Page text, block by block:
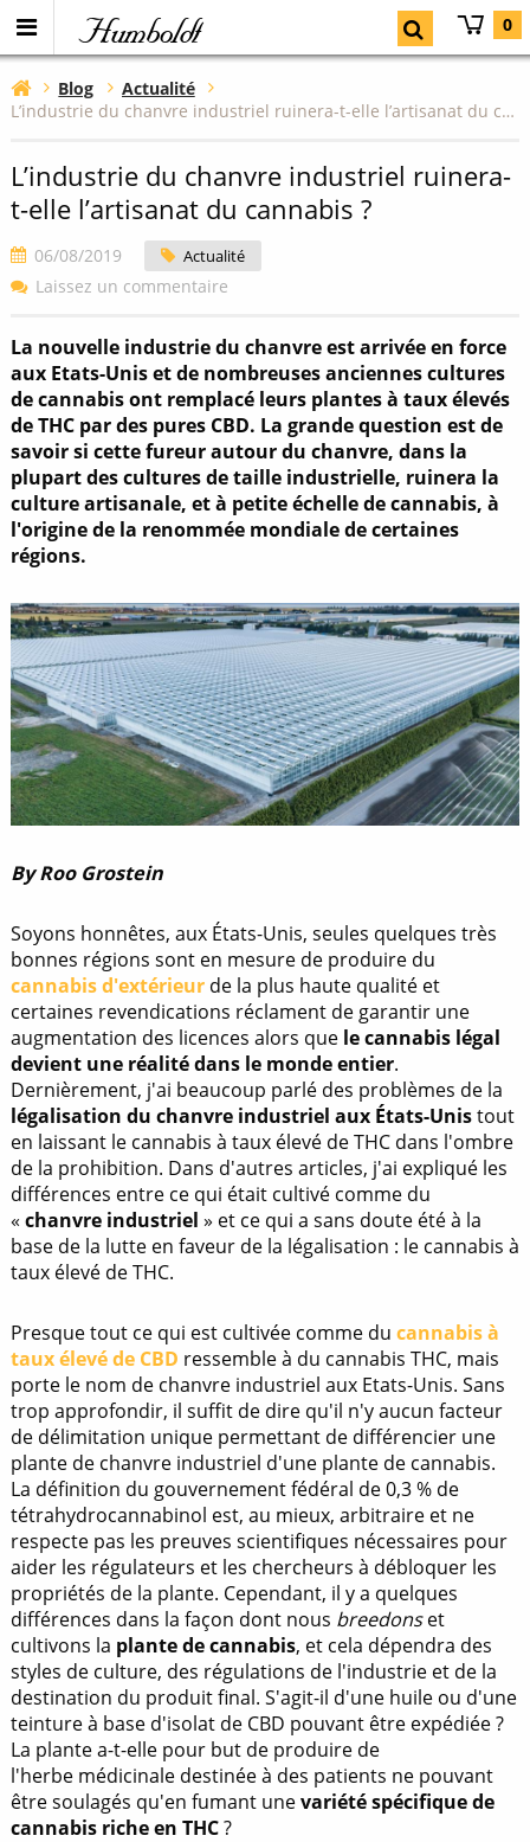
Humboldt 0
Blog
Actualité
L’industrie du chanvre industriel ruinera-t-elle l’artisanat du cannabis ?
L’industrie du chanvre industriel ruinera-
t-elle l’artisanat du cannabis ?
06/08/2019 Actualité
Laissez un commentaire
La nouvelle industrie du chanvre est arrivée en force
aux Etats-Unis et de nombreuses anciennes cultures
de cannabis ont remplacé leurs plantes à taux élevés
de THC par des pures CBD. La grande question est de
savoir si cette fureur autour du chanvre, dans la
plupart des cultures de taille industrielle, ruinera la
culture artisanale, et à petite échelle de cannabis, à
l'origine de la renommée mondiale de certaines
régions.
By Roo Grostein
Soyons honnêtes, aux États-Unis, seules quelques très
bonnes régions sont en mesure de produire du
cannabis d'extérieurde la plus haute qualité et
certaines revendications réclament de garantir une
augmentation des licences alors que le cannabis légal
devient une réalité dans le monde entier.
Dernièrement, j'ai beaucoup parlé des problèmes de la
légalisation du chanvre industriel aux États-Unistout
en laissant le cannabis à taux élevé de THC dans l'ombre
de la prohibition. Dans d'autres articles, j'ai expliqué les
différences entre ce qui était cultivé comme du
« chanvre industriel » et ce qui a sans doute été à la
base de la lutte en faveur de la légalisation : le cannabis à
taux élevé de THC.
Presque tout ce qui est cultivée comme du cannabis à
taux élevé de CBD ressemble à du cannabis THC, mais
porte le nom de chanvre industriel aux Etats-Unis. Sans
trop approfondir, il suffit de dire qu'il n'y aucun facteur
de délimitation unique permettant de différencier une
plante de chanvre industriel d'une plante de cannabis.
La définition du gouvernement fédéral de 0,3 % de
tétrahydrocannabinol est, au mieux, arbitraire et ne
respecte pas les preuves scientifiques nécessaires pour
aider les régulateurs et les chercheurs à débloquer les
propriétés de la plante. Cependant, il y a quelques
différences dans la façon dont nous breedonset
cultivons la plante de cannabis, et cela dépendra des
styles de culture, des régulations de l'industrie et de la
destination du produit final. S'agit-il d'une huile ou d'une
teinture à base d'isolat de CBD pouvant être expédiée ?
La plante a-t-elle pour but de produire de
l'herbe médicinale destinée à des patients ne pouvant
être soulagés qu'en fumant unevariété spécifique de
cannabis riche en THC?